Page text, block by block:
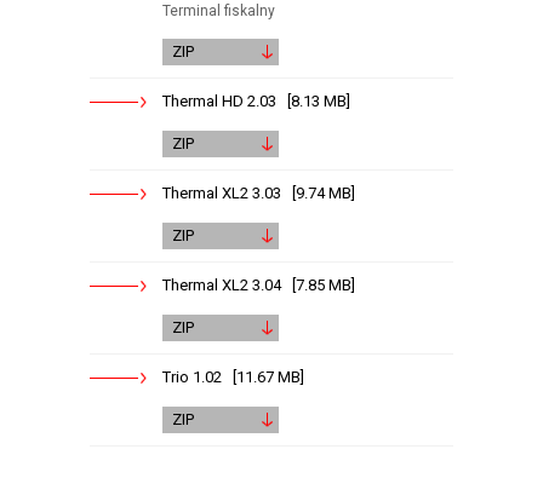
Terminal fiskalny
ZIP
Thermal HD 2.03 [8.13 MB]
ZIP
Thermal XL2 3.03 [9.74 MB]
ZIP
Thermal XL2 3.04 [7.85 MB]
ZIP
Trio 1.02 [11.67 MB]
ZIP